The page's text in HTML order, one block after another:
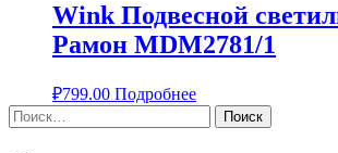
Wink Подвесной
Рамон MDM2781/1
₽799.00 Подробнее
Найти: